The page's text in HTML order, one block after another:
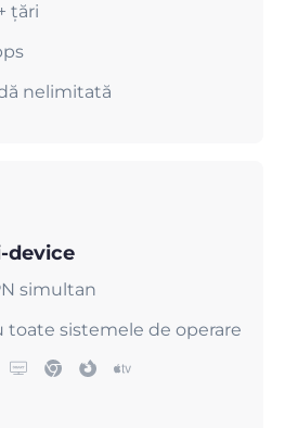
țări
nelimitată
device
simultan
sistemele de operare